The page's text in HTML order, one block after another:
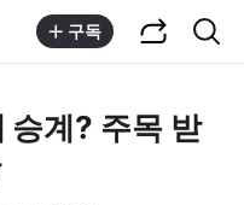
구독
승계? 주목 받